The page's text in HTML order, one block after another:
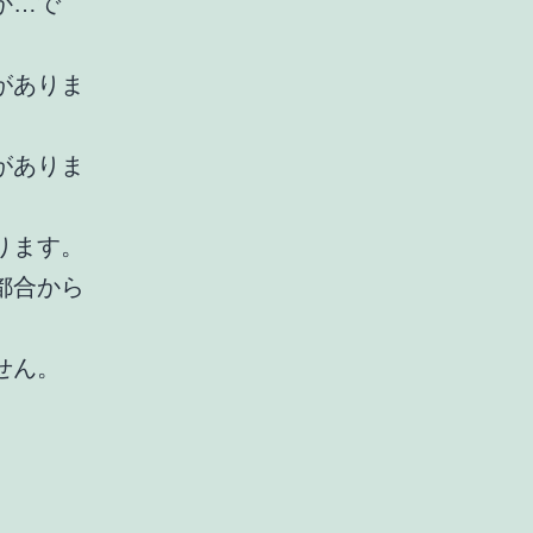
ありま
ありま
す。
合から
。